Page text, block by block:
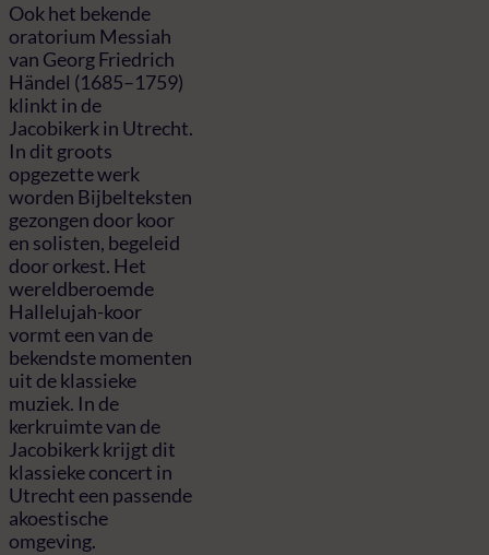
Ook het bekende
oratorium Messiah
van Georg Friedrich
Händel (1685–1759)
klinkt in de
Jacobikerk in Utrecht.
In dit groots
opgezette werk
worden Bijbelteksten
gezongen door koor
en solisten, begeleid
door orkest. Het
wereldberoemde
Hallelujah-koor
vormt een van de
bekendste momenten
uit de klassieke
muziek. In de
kerkruimte van de
Jacobikerk krijgt dit
klassieke concert in
Utrecht een passende
akoestische
omgeving.